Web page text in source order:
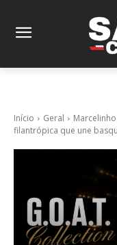
Início Geral
filantrópica que une